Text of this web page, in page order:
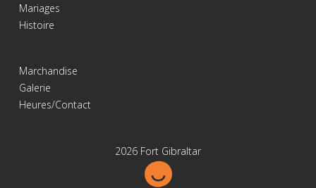
Mariages
Histoire
Marchandise
Galerie
Heures/Contact
2026 Fort Gibraltar